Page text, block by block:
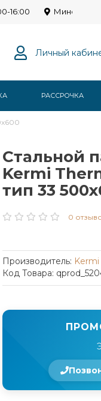
16:00 Минск, ул.
Личный
РАССРОЧКА
Стальной
Kermi
тип 33
0
Производитель: Kermi
Код Товара: